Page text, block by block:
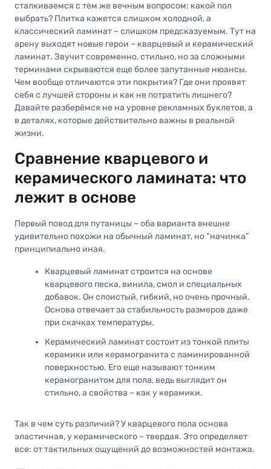
сталкиваемся с тем же вечным вопросом: какой пол
выбрать? Плитка кажется слишком холодной, а
классический ламинат – слишком предсказуемым. Тут на
арену выходят новые герои – кварцевый и керамический
ламинат. Звучит современно, стильно, но за сложными
терминами скрываются еще более запутанные нюансы.
Чем вообще отличаются эти покрытия? Где они проявят
себя с лучшей стороны и как не потратить лишнего?
Давайте разберёмся не на уровне рекламных буклетов, а
в деталях, которые действительно важны в реальной
жизни.
Сравнение кварцевого и
керамического ламината: что
лежит в основе
Первый повод для путаницы – оба варианта внешне
удивительно похожи на обычный ламинат, но “начинка”
принципиально иная.
Кварцевый ламинат строится на основе
кварцевого песка, винила, смол и специальных
добавок. Он слоистый, гибкий, но очень прочный.
Основа отвечает за стабильность размеров даже
при скачках температуры.
Керамический ламинат состоит из тонкой плиты
керамики или керамогранита с ламинированной
поверхностью. Его еще называют тонким
керамогранитом для пола, ведь выглядит он
стильно, а свойства – как у керамики.
Так в чем суть различий? У кварцевого пола основа
эластичная, у керамического – твердая. Это определяет
все: от тактильных ощущений до возможностей монтажа.